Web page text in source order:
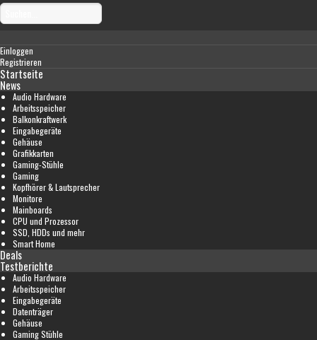
Einloggen
Registrieren
Startseite
News
Audio Hardware
Arbeitsspeicher
Balkonkraftwerk
Eingabegeräte
Gehäuse
Grafikkarten
Gaming-Stühle
Gaming
Kopfhörer & Lautsprecher
Monitore
Mainboards
CPU und Prozessor
SSD, HDDs und mehr
Smart Home
Deals
Testberichte
Audio Hardware
Arbeitsspeicher
Eingabegeräte
Datenträger
Gehäuse
Gaming Stühle